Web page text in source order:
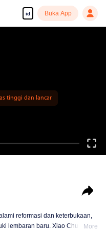
id Buka App
tinggi dan lancar
reformasi dan keterbukaan,
lembaran baru. Xiao ChuangMore